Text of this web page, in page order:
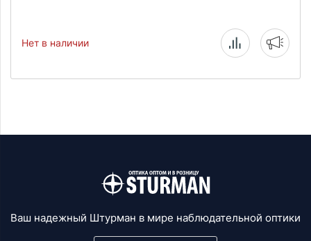
Нет в наличии
Ваш надежный Штурман в мире наблюдательной оптики